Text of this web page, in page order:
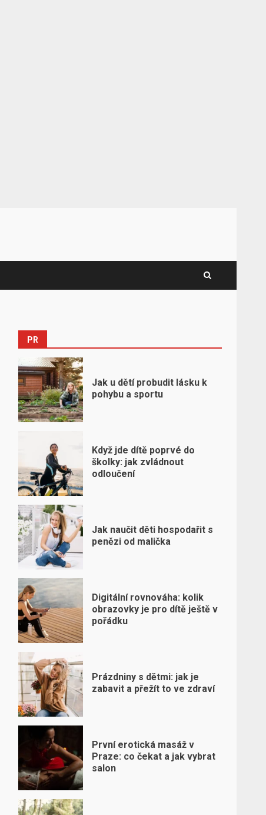
PR
Jak u dětí probudit lásku k
pohybu a sportu
Když jde dítě poprvé do
školky: jak zvládnout
odloučení
Jak naučit děti hospodařit s
penězi od malička
Digitální rovnováha: kolik
obrazovky je pro dítě ještě v
pořádku
Prázdniny s dětmi: jak je
zabavit a přežít to ve zdraví
První erotická masáž v
Praze: co čekat a jak vybrat
salon